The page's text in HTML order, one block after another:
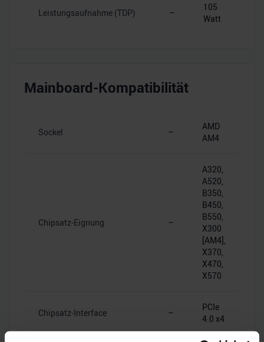
Leistungsaufnahme (TDP) –
105
Watt
Mainboard-Kompatibilität
Sockel –
AMD
AM4
Chipsatz-Eignung –
A320,
A520,
B350,
B450,
B550,
X300
[AM4],
X370,
X470,
X570
Chipsatz-Interface –
PCIe
4.0 x4